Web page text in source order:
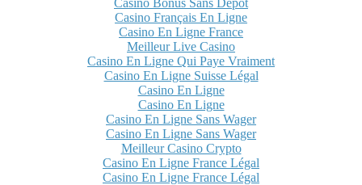
Casino Bonus Sans Depot
Casino Français En Ligne
Casino En Ligne France
Meilleur Live Casino
Casino En Ligne Qui Paye Vraiment
Casino En Ligne Suisse Légal
Casino En Ligne
Casino En Ligne
Casino En Ligne Sans Wager
Casino En Ligne Sans Wager
Meilleur Casino Crypto
Casino En Ligne France Légal
Casino En Ligne France Légal